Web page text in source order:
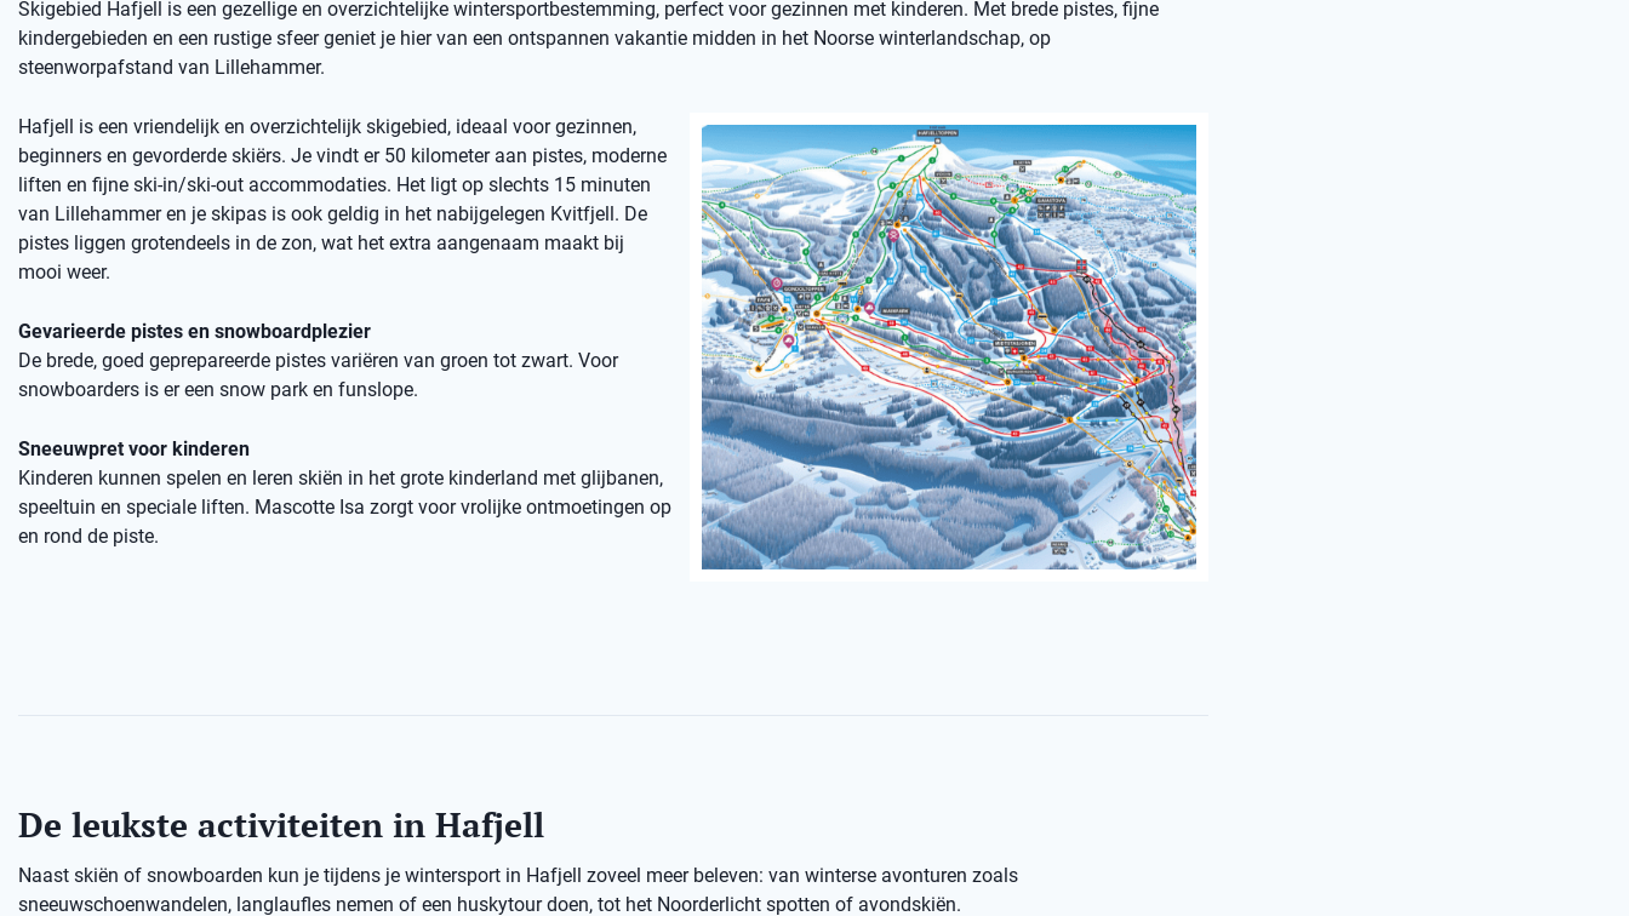
Skigebied Hafjell is een gezellige en overzichtelijke wintersportbestemming, perfect voor gezinnen met kinderen. Met brede pistes, fijne
kindergebieden en een rustige sfeer geniet je hier van een ontspannen vakantie midden in het Noorse winterlandschap, op
steenworpafstand van Lillehammer.
Hafjell is een vriendelijk en overzichtelijk skigebied, ideaal voor gezinnen,
beginners en gevorderde skiërs. Je vindt er 50 kilometer aan pistes, moderne
liften en fijne ski-in/ski-out accommodaties. Het ligt op slechts 15 minuten
van Lillehammer en je skipas is ook geldig in het nabijgelegen Kvitfjell. De
pistes liggen grotendeels in de zon, wat het extra aangenaam maakt bij
mooi weer.
Gevarieerde pistes en snowboardplezier
De brede, goed geprepareerde pistes variëren van groen tot zwart. Voor
snowboarders is er een snow park en funslope.
Sneeuwpret voor kinderen
Kinderen kunnen spelen en leren skiën in het grote kinderland met glijbanen,
speeltuin en speciale liften. Mascotte Isa zorgt voor vrolijke ontmoetingen op
en rond de piste.
De leukste activiteiten in Hafjell
Naast skiën of snowboarden kun je tijdens je wintersport in Hafjell zoveel meer beleven: van winterse avonturen zoals
sneeuwschoenwandelen, langlaufles nemen of een huskytour doen, tot het Noorderlicht spotten of avondskiën.